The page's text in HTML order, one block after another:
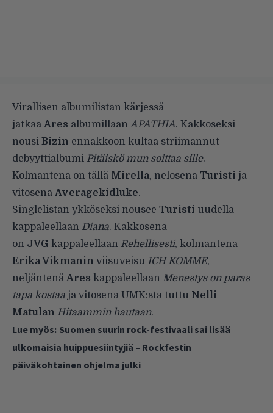
Virallisen albumilistan kärjessä
jatkaa Ares albumillaan APATHIA. Kakkoseksi
nousi Bizin ennakkoon kultaa striimannut
debyyttialbumi Pitäiskö mun soittaa sille.
Kolmantena on tällä Mirella, nelosena Turisti ja
vitosena Averagekidluke.
Singlelistan ykköseksi nousee Turisti uudella
kappaleellaan Diana. Kakkosena
on JVG kappaleellaan Rehellisesti, kolmantena
Erika Vikmanin viisuveisu ICH KOMME,
neljäntenä Ares kappaleellaan Menestys on paras
tapa kostaa ja vitosena UMK:sta tuttu Nelli
Matulan Hitaammin hautaan.
Lue myös: Suomen suurin rock-festivaali sai lisää
ulkomaisia huippuesiintyjiä – Rockfestin
päiväkohtainen ohjelma julki